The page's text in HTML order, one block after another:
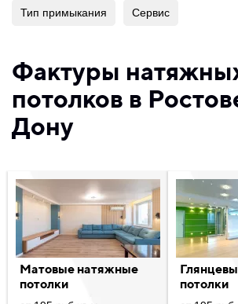
Тип примыкания Сервис
Фактуры
потолков в
Дону
Матовые натяжные
потолки
потолки